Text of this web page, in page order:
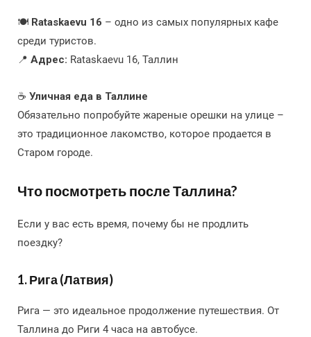
🍽 Rataskaevu 16 – одно из самых популярных кафе
среди туристов.
📍 Адрес: Rataskaevu 16, Таллин
☕ Уличная еда в Таллине
Обязательно попробуйте жареные орешки на улице –
это традиционное лакомство, которое продается в
Старом городе.
Что посмотреть после Таллина?
Если у вас есть время, почему бы не продлить
поездку?
1. Рига (Латвия)
Рига — это идеальное продолжение путешествия. От
Таллина до Риги 4 часа на автобусе.